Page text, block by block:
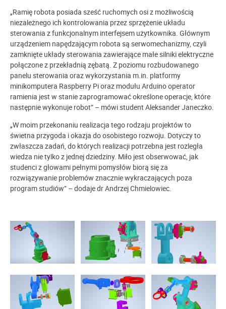
„Ramię robota posiada sześć ruchomych osi z możliwością
niezależnego ich kontrolowania przez sprzężenie układu
sterowania z funkcjonalnym interfejsem użytkownika. Głównym
urządzeniem napędzającym robota są serwomechanizmy, czyli
zamknięte układy sterowania zawierające małe silniki elektryczne
połączone z przekładnią zębatą. Z poziomu rozbudowanego
panelu sterowania oraz wykorzystania m.in. platformy
minikomputera Raspberry Pi oraz modułu Arduino operator
ramienia jest w stanie zaprogramować określone operacje, które
następnie wykonuje robot” – mówi student Aleksander Janeczko.
„W moim przekonaniu realizacja tego rodzaju projektów to
świetna przygoda i okazja do osobistego rozwoju. Dotyczy to
zwłaszcza zadań, do których realizacji potrzebna jest rozległa
wiedza nie tylko z jednej dziedziny. Miło jest obserwować, jak
studenci z głowami pełnymi pomysłów biorą się za
rozwiązywanie problemów znacznie wykraczających poza
program studiów” – dodaje dr Andrzej Chmielowiec.